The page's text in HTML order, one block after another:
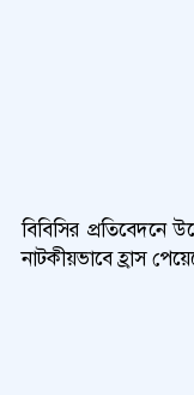
বিবিসির প্রতিবেদনে
নাটকীয়ভাবে হ্রাস